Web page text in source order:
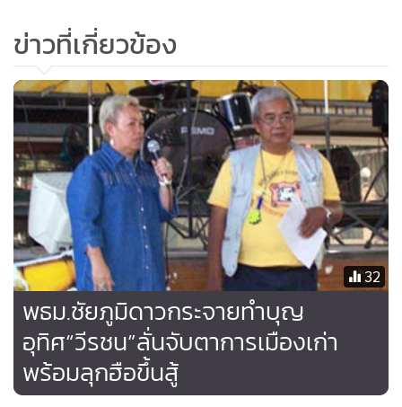
ในห้องแคบๆ ที่สตูดิโอของ ASTV เพื่อให้ความรู้เรื่องการเมือง
ใหม่แก่พี่น้องประชาชนผ่านทางช่องดาวเทียม ASTV โดยมีการ
วางแผนกันว่าจะให้แกนนำแต่ละจังหวัดมาออกรายการ เพราะ
โทรทัศน์ช่อง ASTV เป็นของประชาชน”
ส่วนเรื่องรัฐบาลใหม่นายอภิสิทธิ์กับนายสุเทพ เทือกสุบรรณ ต้อง
อธิบายตนเองเรื่องคณะรัฐมนตรีชุดนี้ที่มาร่วมบริหารประเทศ วัน
นี้ระบอบเนวินคืนชีพแล้ว แต่หากไม่มีพันธมิตรฯ อภิสิทธิ์ก็ไม่มี
วันนี้ ซึ่งจะไม่ยอมให้คนเหล่านี้เยียบย่ำวีรชรคนกล้าและทำลาย
ความมั่นคงของพันธมิตรฯ เด็ดขาด วันนี้จึงไม่ให้ราคากับรัฐบาล
ใหม่ที่เกิดขึ้นจากเลือดเนื้อของพี่น้องพันธมิตรฯ เพราะฉะนั้นพี่
น้องภาคใต้ถึงแม้เป็นฐานเสียงของพรรคประชาธิปัตย์แต่ต้อง
ตรวจสอบรัฐบาลชุดนี้ก่อน อย่าเพิ่งวางใจ
ข่าวที่เกี่ยวข้อง
32
พธม.ชัยภูมิดาวกระจายทำบุญ
อุทิศ“วีรชน”ลั่นจับตาการเมืองเก่า
พร้อมลุกฮือขึ้นสู้